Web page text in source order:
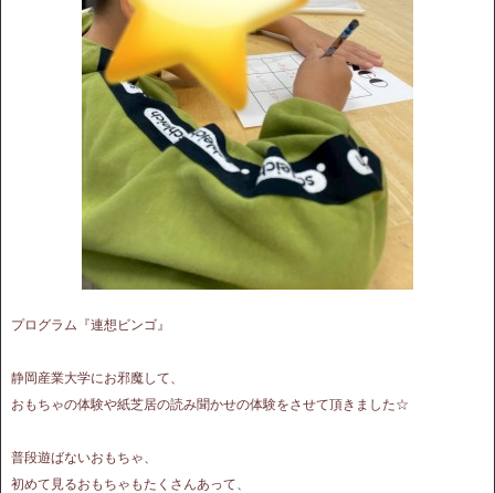
プログラム『連想ビンゴ』
静岡産業大学にお邪魔して、
おもちゃの体験や紙芝居の読み聞かせの体験をさせて頂きました☆
普段遊ばないおもちゃ、
初めて見るおもちゃもたくさんあって、